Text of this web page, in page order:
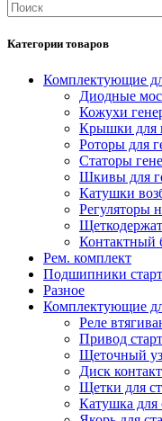
Категории товаров
Комплектующие
Диодные
Кожухи
Крышки для
Роторы для
Статоры
Шкивы для
Катушки
Регуляторы
Контактный
Рем. комплект
Подшипники
Разное
Комплектующие
Реле
Привод
Щеточный
Диск
Щетки для
Катушка для